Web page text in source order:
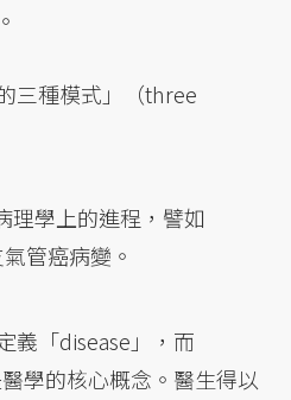
三種模式」（three
理學上的進程，譬如
管癌病變。
義「disease」，而
學的核心概念。醫生得以